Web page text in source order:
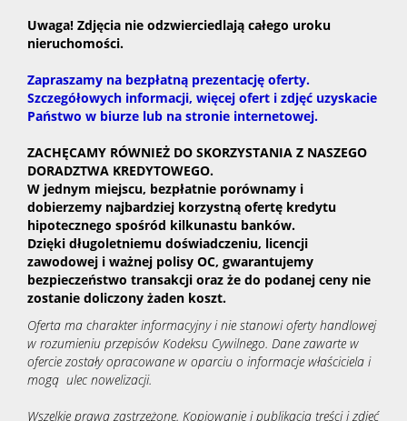
Uwaga! Zdjęcia nie odzwierciedlają całego uroku
nieruchomości.
Zapraszamy na bezpłatną prezentację oferty.
Szczegółowych informacji, więcej ofert i zdjęć uzyskacie
Państwo w biurze lub na stronie internetowej.
ZACHĘCAMY RÓWNIEŻ DO SKORZYSTANIA Z NASZEGO
DORADZTWA KREDYTOWEGO.
W jednym miejscu, bezpłatnie porównamy i
dobierzemy najbardziej korzystną ofertę kredytu
hipotecznego spośród kilkunastu banków.
Dzięki długoletniemu doświadczeniu, licencji
zawodowej i ważnej polisy OC, gwarantujemy
bezpieczeństwo transakcji oraz że do podanej ceny nie
zostanie doliczony żaden koszt.
Oferta ma charakter informacyjny i nie stanowi oferty handlowej
w rozumieniu przepisów Kodeksu Cywilnego. Dane zawarte w
ofercie zostały opracowane w oparciu o informacje właściciela i
mogą ulec nowelizacji.
Wszelkie prawa zastrzeżone. Kopiowanie i publikacja treści i zdjęć